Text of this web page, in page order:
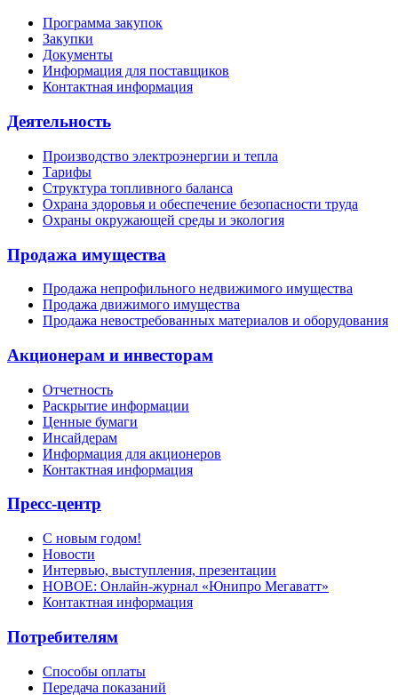
Программа закупок
Закупки
Документы
Информация для поставщиков
Контактная информация
Деятельность
Производство электроэнергии и тепла
Тарифы
Структура топливного баланса
Охрана здоровья и обеспечение безопасности труда
Охраны окружающей среды и экология
Продажа имущества
Продажа непрофильного недвижимого имущества
Продажа движимого имущества
Продажа невостребованных материалов и оборудования
Акционерам и инвесторам
Отчетность
Раскрытие информации
Ценные бумаги
Инсайдерам
Информация для акционеров
Контактная информация
Пресс-центр
С новым годом!
Новости
Интервью, выступления, презентации
НОВОЕ: Онлайн-журнал «Юнипро Мегаватт»
Контактная информация
Потребителям
Способы оплаты
Передача показаний